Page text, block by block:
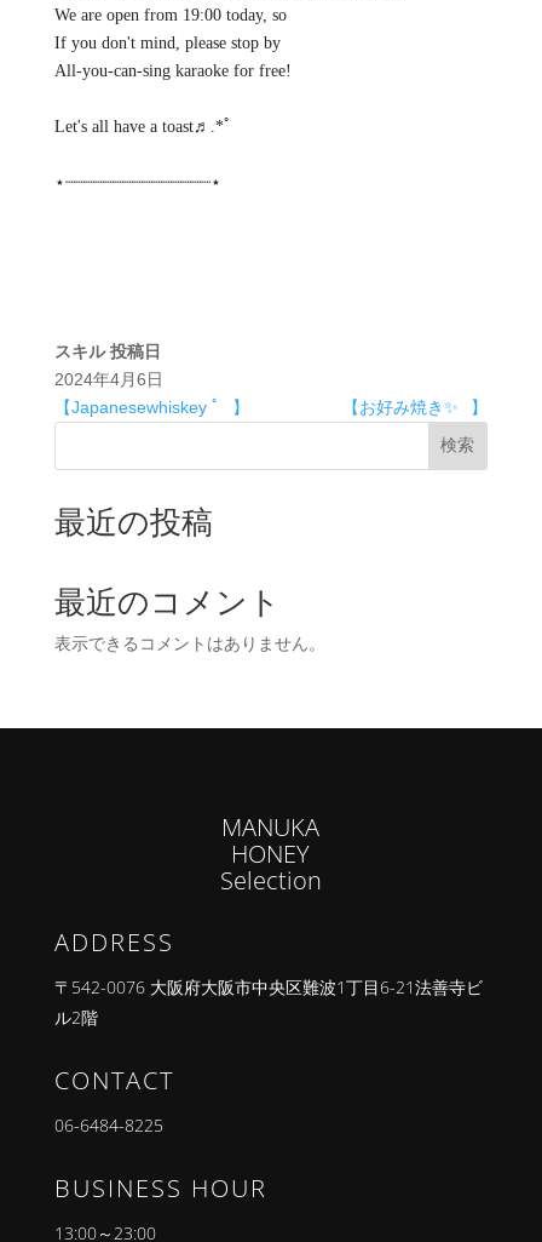
We are open from 19:00 today, so ⁡
If you don't mind, please stop by ⁡
All-you-can-sing karaoke for free!
Let's all have a toast♬.*ﾟ
⋆┈┈┈┈┈┈┈┈┈┈┈┈┈┈┈⋆
スキル 投稿日
2024年4月6日
【Japanesewhiskey ﾟ⠀】
【お好み焼き✨⠀】
検索
最近の投稿
最近のコメント
表示できるコメントはありません。
MANUKA
HONEY
Selection
ADDRESS
〒542-0076 大阪府大阪市中央区難波1丁目6-21法善寺ビ
ル2階
CONTACT
06-6484-8225
BUSINESS HOUR
13:00～23:00